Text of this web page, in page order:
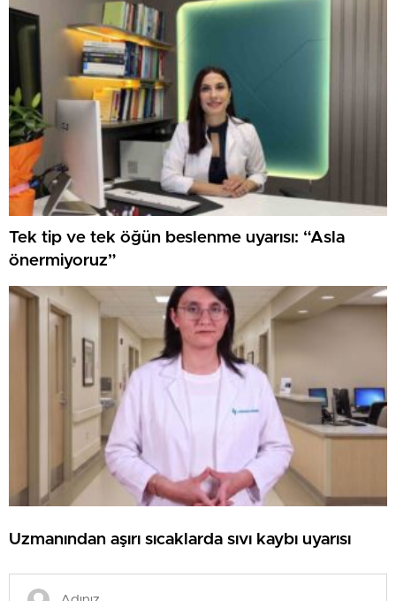
Tek tip ve tek öğün beslenme uyarısı: “Asla
önermiyoruz”
Uzmanından aşırı sıcaklarda sıvı kaybı uyarısı